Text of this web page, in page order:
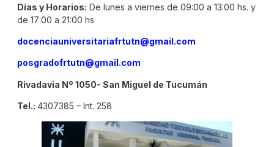
Días y Horarios: De lunes a viernes de 09:00 a 13:00 hs. y
de 17:00 a 21:00 hs
docenciauniversitariafrtutn@gmail.com
posgradofrtutn@gmail.com
Rivadavia Nº 1050- San Miguel de Tucumán
Tel.: 4307385 – Int. 258